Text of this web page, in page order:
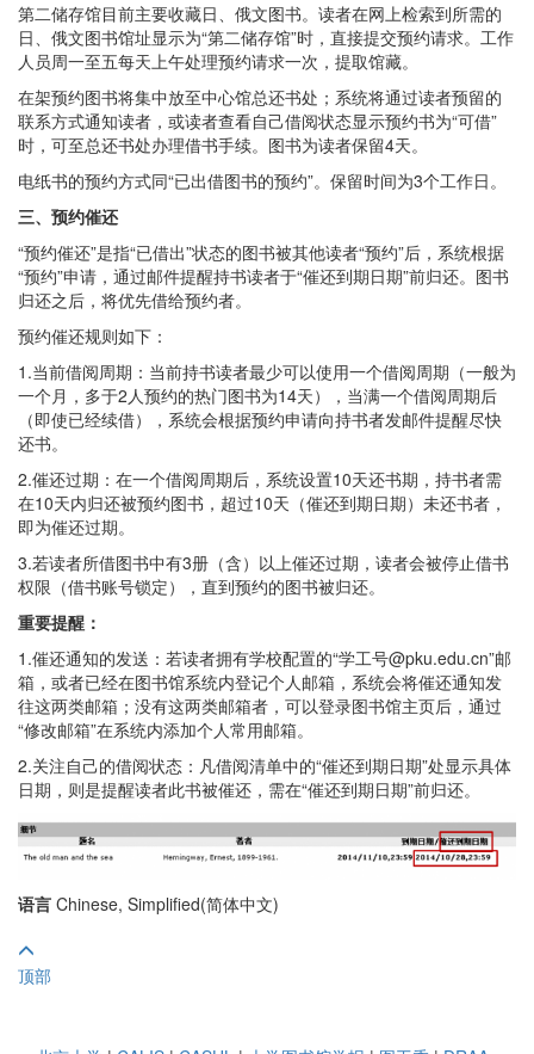
第二储存馆目前主要收藏日、俄文图书。读者在网上检索到所需的
日、俄文图书馆址显示为“第二储存馆”时，直接提交预约请求。工作
人员周一至五每天上午处理预约请求一次，提取馆藏。
在架预约图书将集中放至中心馆总还书处；系统将通过读者预留的
联系方式通知读者，或读者查看自己借阅状态显示预约书为“可借”
时，可至总还书处办理借书手续。图书为读者保留4天。
电纸书的预约方式同“已出借图书的预约”。保留时间为3个工作日。
三、预约催还
“预约催还”是指“已借出”状态的图书被其他读者“预约”后，系统根据
“预约”申请，通过邮件提醒持书读者于“催还到期日期”前归还。图书
归还之后，将优先借给预约者。
预约催还规则如下：
1.当前借阅周期：当前持书读者最少可以使用一个借阅周期（一般为
一个月，多于2人预约的热门图书为14天），当满一个借阅周期后
（即使已经续借），系统会根据预约申请向持书者发邮件提醒尽快
还书。
2.催还过期：在一个借阅周期后，系统设置10天还书期，持书者需
在10天内归还被预约图书，超过10天（催还到期日期）未还书者，
即为催还过期。
3.若读者所借图书中有3册（含）以上催还过期，读者会被停止借书
权限（借书账号锁定），直到预约的图书被归还。
重要提醒：
1.催还通知的发送：若读者拥有学校配置的“学工号@pku.edu.cn”邮
箱，或者已经在图书馆系统内登记个人邮箱，系统会将催还通知发
往这两类邮箱；没有这两类邮箱者，可以登录图书馆主页后，通过
“修改邮箱”在系统内添加个人常用邮箱。
2.关注自己的借阅状态：凡借阅清单中的“催还到期日期”处显示具体
日期，则是提醒读者此书被催还，需在“催还到期日期”前归还。
语言 Chinese, Simplified(简体中文)
顶部